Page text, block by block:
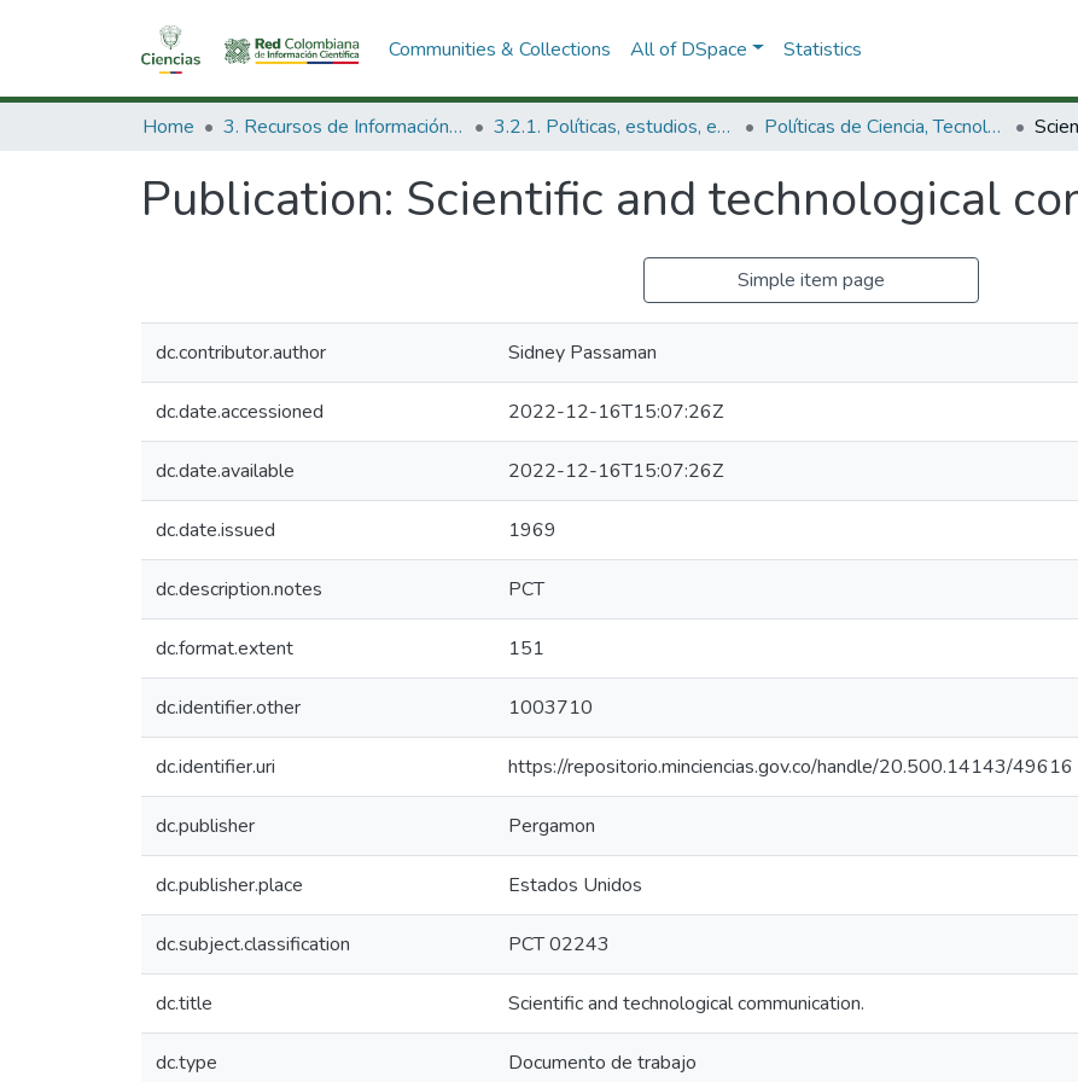
Communities & Collections All of DSpace Statistics
Home 3. Recursos de Información Científica y Tecnológica 3.2.1. Políticas, estudios, evaluaciones e indicadores de CTeI Políticas de Ciencia, Tecnología e Innovación
Publication: Scientific and technological
Simple item page
dc.contributor.author Sidney Passaman
dc.date.accessioned 2022-12-16T15:07:26Z
dc.date.available 2022-12-16T15:07:26Z
dc.date.issued 1969
dc.description.notes PCT
dc.format.extent 151
dc.identifier.other 1003710
dc.identifier.uri https://repositorio.minciencias.gov.co/handle/20.500.14143/49616
dc.publisher Pergamon
dc.publisher.place Estados Unidos
dc.subject.classification PCT 02243
dc.title Scientific and technological communication.
dc.type Documento de trabajo